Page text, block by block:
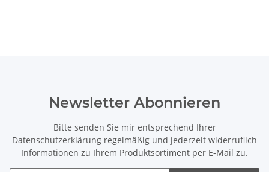
Newsletter Abonnieren
Bitte senden Sie mir entsprechend Ihrer
Datenschutzerklärung regelmäßig und jederzeit widerruflich
Informationen zu Ihrem Produktsortiment per E-Mail zu.